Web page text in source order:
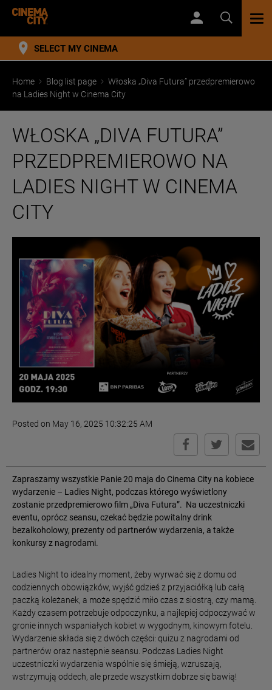
SELECT MY CINEMA
Home Blog list page
Włoska „Diva Futura” przedpremierowo
na Ladies Night w Cinema City
WŁOSKA „DIVA FUTURA”
PRZEDPREMIEROWO NA
LADIES NIGHT W CINEMA
CITY
Posted on May 16, 2025 10:32:25 AM
Zapraszamy wszystkie Panie 20 maja do Cinema City na kobiece
wydarzenie – Ladies Night, podczas którego wyświetlony
zostanie przedpremierowo film „Diva Futura”. Na uczestniczki
eventu, oprócz seansu, czekać będzie powitalny drink
bezalkoholowy, prezenty od partnerów wydarzenia, a także
konkursy z nagrodami.
Ladies Night to idealny moment, żeby wyrwać się z domu od
codziennych obowiązków, wyjść gdzieś z przyjaciółką lub całą
paczką koleżanek, a może spędzić miło czas z siostrą, czy mamą.
Każdy czasem potrzebuje odpoczynku, a najlepiej odpoczywać w
gronie innych wspaniałych kobiet w wygodnym, kinowym fotelu.
Wydarzenie składa się z dwóch części: quizu z nagrodami od
partnerów oraz następnie seansu. Podczas Ladies Night
uczestniczki wydarzenia wspólnie się śmieją, wzruszają,
wstrzymują oddech, ale przede wszystkim dobrze się bawią!